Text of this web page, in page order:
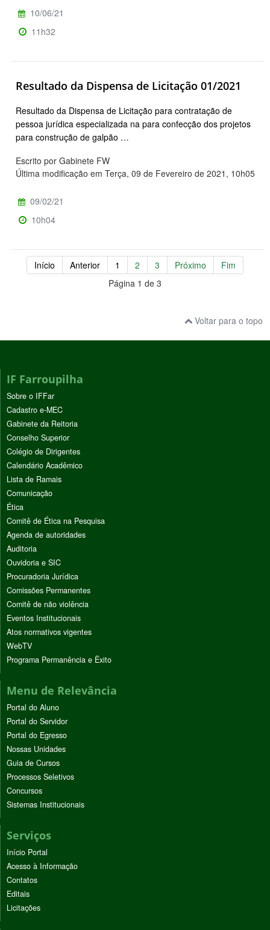
10/06/21
11h32
Resultado da Dispensa de Licitação 01/2021
Resultado da Dispensa de Licitação para contratação de
pessoa jurídica especializada na para confecção dos projetos
para construção de galpão …
Escrito por Gabinete FW
Última modificação em Terça, 09 de Fevereiro de 2021, 10h05
09/02/21
10h04
Início Anterior 1 2 3 Próximo
Fim
Página 1 de 3
Voltar para o topo
IF Farroupilha
Sobre o IFFar
Cadastro e-MEC
Gabinete da Reitoria
Conselho Superior
Colégio de Dirigentes
Calendário Acadêmico
Lista de Ramais
Comunicação
Ética
Comitê de Ética na Pesquisa
Agenda de autoridades
Auditoria
Ouvidoria e SIC
Procuradoria Jurídica
Comissões Permanentes
Comitê de não violência
Eventos Institucionais
Atos normativos vigentes
WebTV
Programa Permanência e Êxito
Menu de Relevância
Portal do Aluno
Portal do Servidor
Portal do Egresso
Nossas Unidades
Guia de Cursos
Processos Seletivos
Concursos
Sistemas Institucionais
Serviços
Início Portal
Acesso à Informação
Contatos
Editais
Licitações